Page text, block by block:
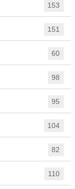
153
151
60
98
95
104
82
110